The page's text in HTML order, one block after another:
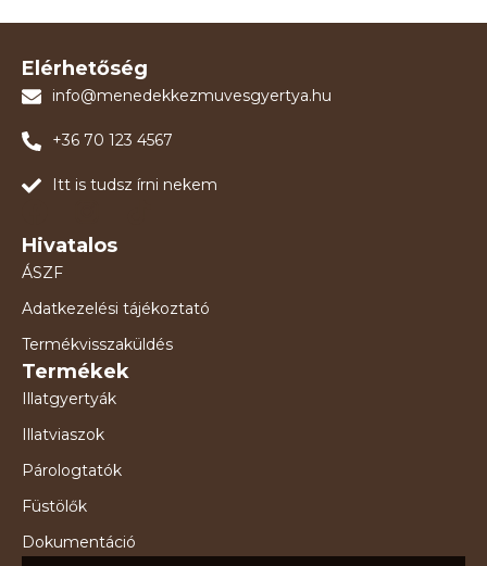
Elérhetőség
info@menedekkezmuvesgyertya.hu
+36 70 123 4567
Itt is tudsz írni nekem
Hivatalos
ÁSZF
Adatkezelési tájékoztató
Termékvisszaküldés
Termékek
Illatgyertyák
Illatviaszok
Párologtatók
Füstölők
Dokumentáció